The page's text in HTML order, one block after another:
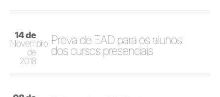
14 de
Novembro
de
2018
Prova de EAD para os alunos
dos cursos presenciais